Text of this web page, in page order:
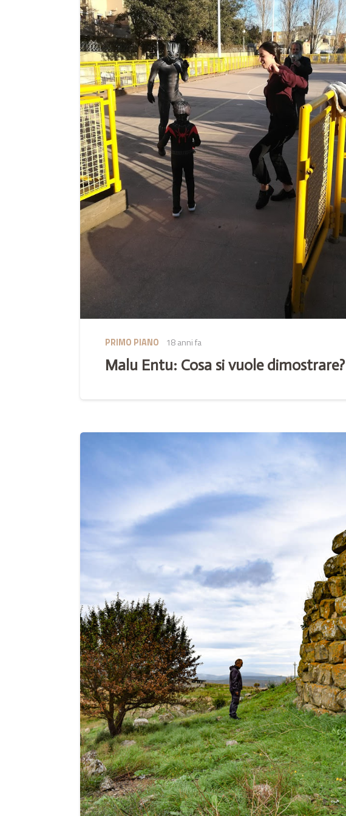
PRIMO PIANO 18 anni fa
Malu Entu: Cosa si vuole dimostrare?